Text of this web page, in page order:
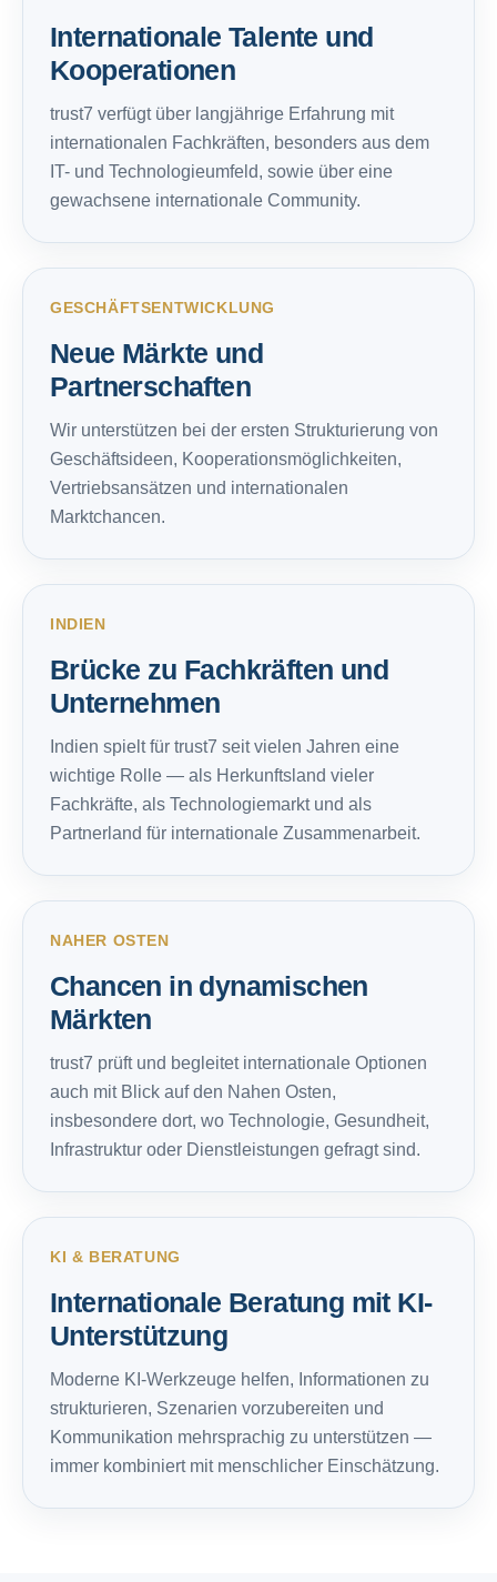
Internationale Talente und
Kooperationen
trust7 verfügt über langjährige Erfahrung mit
internationalen Fachkräften, besonders aus dem
IT- und Technologieumfeld, sowie über eine
gewachsene internationale Community.
GESCHÄFTSENTWICKLUNG
Neue Märkte und
Partnerschaften
Wir unterstützen bei der ersten Strukturierung von
Geschäftsideen, Kooperationsmöglichkeiten,
Vertriebsansätzen und internationalen
Marktchancen.
INDIEN
Brücke zu Fachkräften und
Unternehmen
Indien spielt für trust7 seit vielen Jahren eine
wichtige Rolle — als Herkunftsland vieler
Fachkräfte, als Technologiemarkt und als
Partnerland für internationale Zusammenarbeit.
NAHER OSTEN
Chancen in dynamischen
Märkten
trust7 prüft und begleitet internationale Optionen
auch mit Blick auf den Nahen Osten,
insbesondere dort, wo Technologie, Gesundheit,
Infrastruktur oder Dienstleistungen gefragt sind.
KI & BERATUNG
Internationale Beratung mit KI-
Unterstützung
Moderne KI-Werkzeuge helfen, Informationen zu
strukturieren, Szenarien vorzubereiten und
Kommunikation mehrsprachig zu unterstützen —
immer kombiniert mit menschlicher Einschätzung.